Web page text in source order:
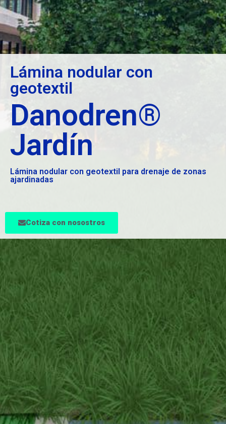
Lámina nodular con
geotextil
Danodren®
Jardín
Lámina nodular con geotextil para drenaje de zonas
ajardinadas
Cotiza con nosostros